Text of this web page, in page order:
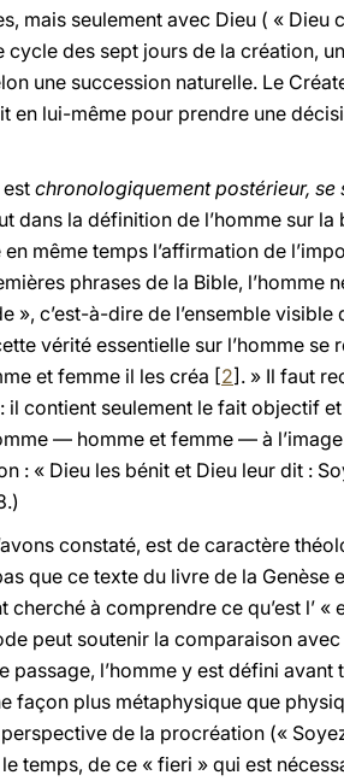
mais seulement avec Dieu ( « Dieu
cycle des sept jours de la création,
une succession naturelle. Le
en lui-même pour prendre une
chronologiquement postérieur, se
dans la définition de l’homme sur
même temps l’affirmation de
phrases de la Bible, l’homme
», c’est-à-dire de l’ensemble
vérité essentielle sur l’homme se
et femme il les créa [2]. » Il faut
contient seulement le fait objectif
— homme et femme — à
: « Dieu les bénit et Dieu leur dit :
constaté, est de caractère
que ce texte du livre de la Genèse
à comprendre ce qu’est l’ «
peut soutenir la comparaison
l’homme y est défini avant
façon plus métaphysique que
de la procréation («
temps, de ce « fieri » qui est